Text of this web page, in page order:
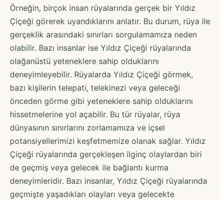
Örneğin, birçok insan rüyalarında gerçek bir Yıldız
Çiçeği görerek uyandıklarını anlatır. Bu durum, rüya ile
gerçeklik arasındaki sınırları sorgulamamıza neden
olabilir. Bazı insanlar ise Yıldız Çiçeği rüyalarında
olağanüstü yeteneklere sahip olduklarını
deneyimleyebilir. Rüyalarda Yıldız Çiçeği görmek,
bazı kişilerin telepati, telekinezi veya geleceği
önceden görme gibi yeteneklere sahip olduklarını
hissetmelerine yol açabilir. Bu tür rüyalar, rüya
dünyasının sınırlarını zorlamamıza ve içsel
potansiyellerimizi keşfetmemize olanak sağlar. Yıldız
Çiçeği rüyalarında gerçekleşen ilginç olaylardan biri
de geçmiş veya gelecek ile bağlantı kurma
deneyimleridir. Bazı insanlar, Yıldız Çiçeği rüyalarında
geçmişte yaşadıkları olayları veya gelecekte